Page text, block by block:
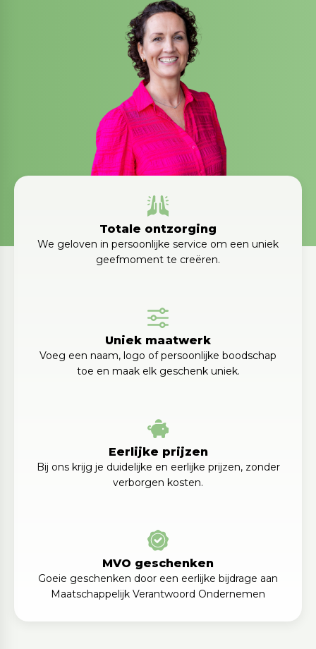
Totale ontzorging
We geloven in persoonlijke service om een uniek
geefmoment te creëren.
Uniek maatwerk
Voeg een naam, logo of persoonlijke boodschap
toe en maak elk geschenk uniek.
Eerlijke prijzen
Bij ons krijg je duidelijke en eerlijke prijzen, zonder
verborgen kosten.
MVO geschenken
Goeie geschenken door een eerlijke bijdrage aan
Maatschappelijk Verantwoord Ondernemen